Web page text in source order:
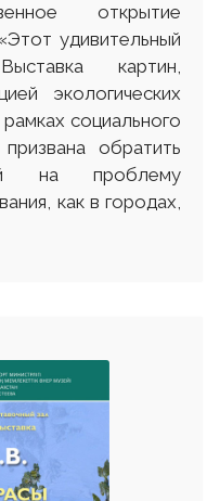
открытие
удивительный
картин,
экологических
социального
обратить
на проблему
как в городах,